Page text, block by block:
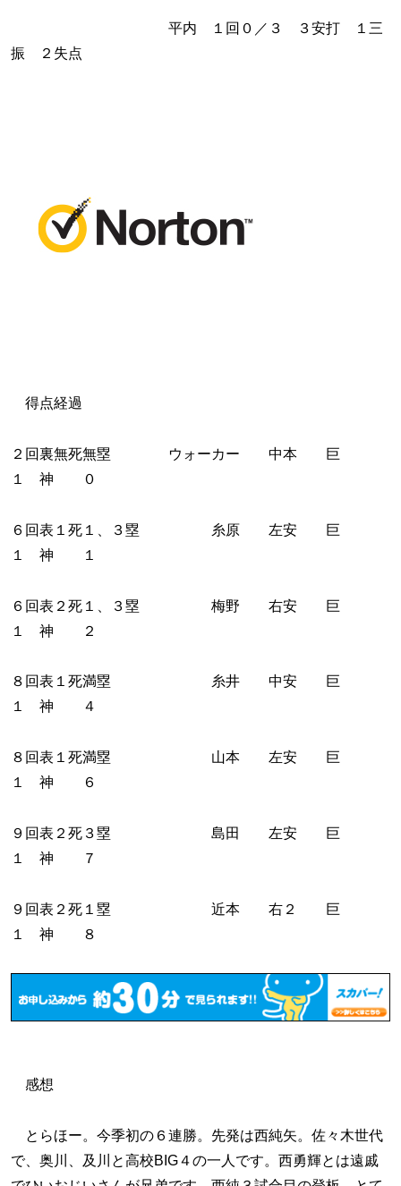
平内 １回０／３ ３安打 １三
振 ２失点
得点経過
２回裏無死無塁 ウォーカー 中本 巨
１ 神 ０
６回表１死１、３塁 糸原 左安 巨
１ 神 １
６回表２死１、３塁 梅野 右安 巨
１ 神 ２
８回表１死満塁 糸井 中安 巨
１ 神 ４
８回表１死満塁 山本 左安 巨
１ 神 ６
９回表２死３塁 島田 左安 巨
１ 神 ７
９回表２死１塁 近本 右２ 巨
１ 神 ８
感想
とらほー。今季初の６連勝。先発は西純矢。佐々木世代
で、奥川、及川と高校BIG４の一人です。西勇輝とは遠戚